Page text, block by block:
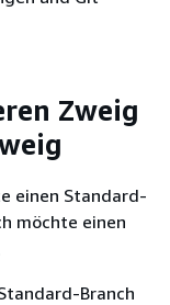
Zweig
einen Standard-
möchte einen
Branch